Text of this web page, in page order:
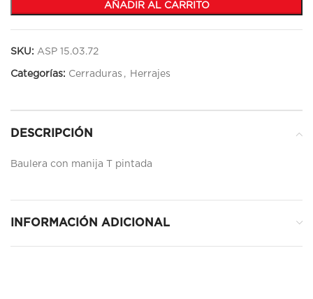
AÑADIR AL CARRITO
SKU: ASP 15.03.72
Categorías: Cerraduras , Herrajes
DESCRIPCIÓN
Baulera con manija T pintada
INFORMACIÓN ADICIONAL